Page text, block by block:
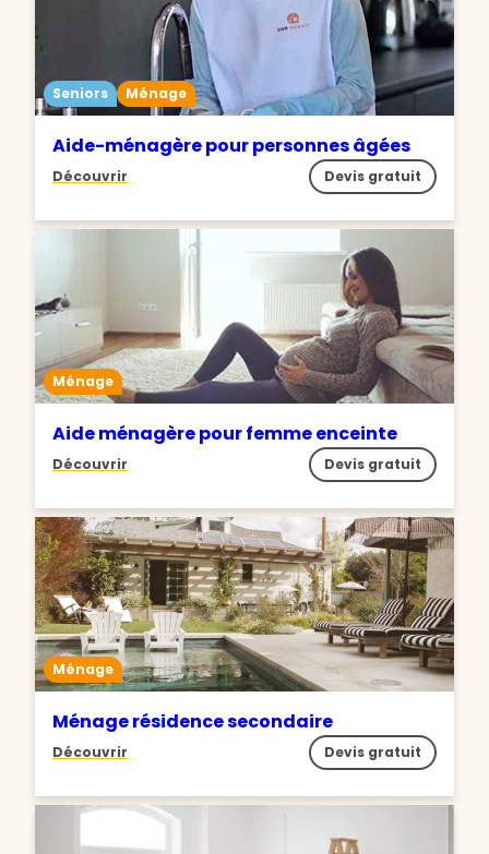
Seniors Ménage
Aide-ménagère pour personnes âgées
Découvrir Devis gratuit
Ménage
Aide ménagère pour femme enceinte
Découvrir Devis gratuit
Ménage
Ménage résidence secondaire
Découvrir Devis gratuit